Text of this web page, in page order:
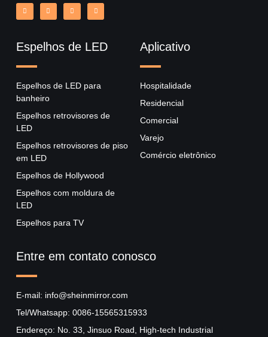
Espelhos de LED
Espelhos de LED para
banheiro
Espelhos retrovisores de
LED
Espelhos retrovisores de piso
em LED
Espelhos de Hollywood
Espelhos com moldura de
LED
Espelhos para TV
Aplicativo
Hospitalidade
Residencial
Comercial
Varejo
Comércio eletrônico
Entre em contato conosco
E-mail: info@sheinmirror.com
Tel/Whatsapp: 0086-15565315933
Endereço: No. 33, Jinsuo Road, High-tech Industrial